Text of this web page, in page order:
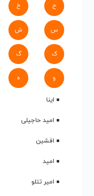
ح خ
س ش
ک گ
و ه
اینا
امید حاجیلی
افشین
امید
امیر تتلو